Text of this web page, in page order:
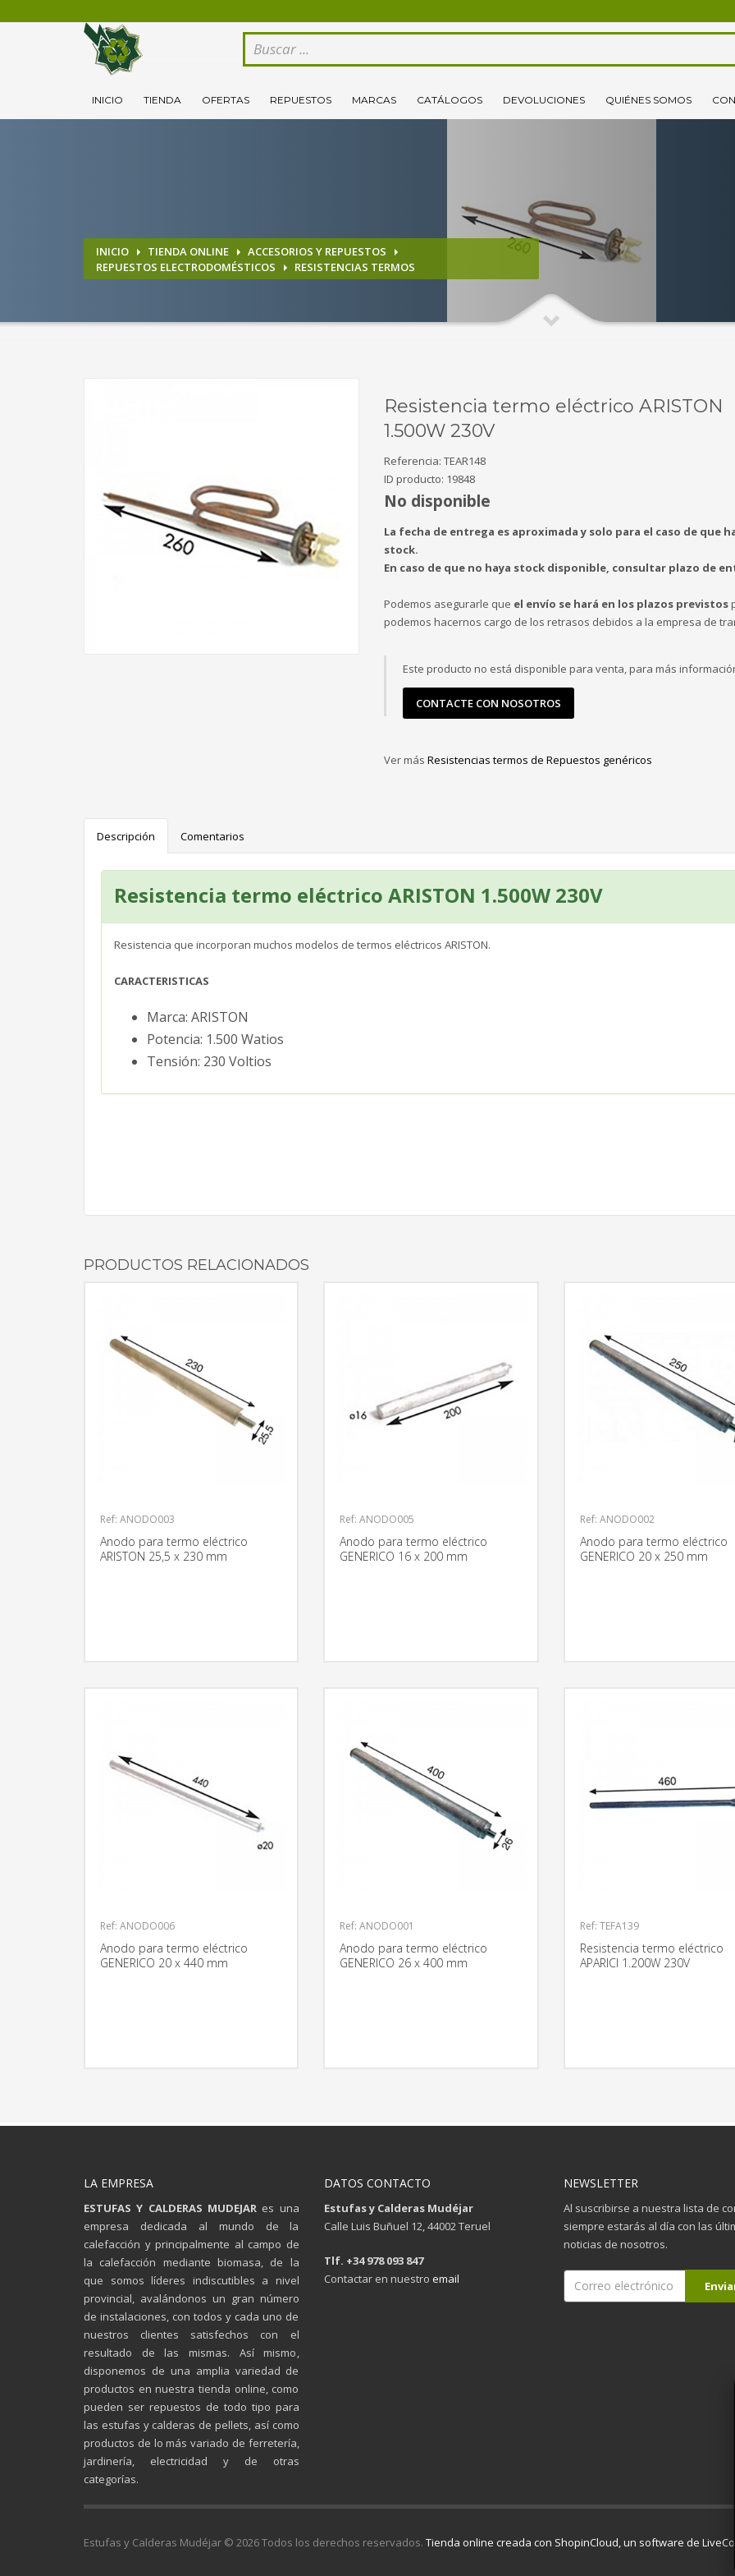
CÓMO COMPRAR
Logeate con tu cuenta de cliente.
INICIO TIENDA OFERTAS REPUESTOS MARCAS CATÁLOGOS DEVOLUCIONES QUIÉNES SOMOS
INICIO TIENDA ONLINE
ACCESORIOS Y REPUESTOS
REPUESTOS ELECTRODOMÉSTICOS
RESISTENCIAS TERMOS
Resistencia termo eléctrico ARISTON
1.500W 230V
Referencia: TEAR148
ID producto: 19848
No disponible
La fecha de entrega es aproximada y solo para el caso de que
stock.
En caso de que no haya stock disponible, consultar plazo de
Podemos asegurarle que el envío se hará en los plazos previstos
podemos hacernos cargo de los retrasos debidos a la empresa de
Este producto no está disponible para venta, para más
CONTACTE CON NOSOTROS
Ver más Resistencias termos de Repuestos genéricos
Descripción Comentarios
Resistencia termo eléctrico ARISTON 1.500W 230V
Resistencia que incorporan muchos modelos de termos eléctricos ARISTON.
CARACTERISTICAS
Marca: ARISTON
Potencia: 1.500 Watios
Tensión: 230 Voltios
PRODUCTOS RELACIONADOS
Ref: ANODO003
Anodo para termo eléctrico
ARISTON 25,5 x 230 mm
Ref: ANODO005
Anodo para termo eléctrico
GENERICO 16 x 200 mm
Ref: ANODO002
Anodo para termo eléctrico
GENERICO 20 x 250 mm
Ref: ANODO006
Anodo para termo eléctrico
GENERICO 20 x 440 mm
Ref: ANODO001
Anodo para termo eléctrico
GENERICO 26 x 400 mm
Ref: TEFA139
Resistencia termo eléctrico
APARICI 1.200W 230V
LA EMPRESA
ESTUFAS Y CALDERAS MUDEJAR es una
empresa dedicada al mundo de la
calefacción y principalmente al campo de
la calefacción mediante biomasa, de la
que somos líderes indiscutibles a nivel
provincial, avalándonos un gran número
de instalaciones, con todos y cada uno de
nuestros clientes satisfechos con el
resultado de las mismas. Así mismo,
disponemos de una amplia variedad de
productos en nuestra tienda online, como
pueden ser repuestos de todo tipo para
las estufas y calderas de pellets, así como
productos de lo más variado de ferretería,
jardinería, electricidad y de otras
categorías.
DATOS CONTACTO
Estufas y Calderas Mudéjar
Calle Luis Buñuel 12, 44002 Teruel
Tlf. +34 978 093 847
Contactar en nuestro email
NEWSLETTER
Al suscribirse a nuestra lista de
siempre estarás al día con las
noticias de nosotros.
Estufas y Calderas Mudéjar © 2026 Todos los derechos reservados. Tienda online creada con ShopinCloud, un software de